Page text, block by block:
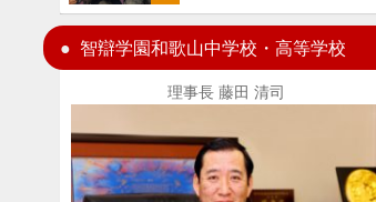
智辯学園和歌山中学校・高等学校
理事長 藤田 清司